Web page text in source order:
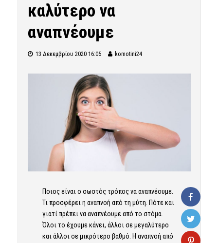
καλύτερο να
αναπνέουμε
13 Δεκεμβρίου 2020 16:05 komotini24
Ποιος είναι ο σωστός τρόπος να αναπνέουμε.
Τι προσφέρει η αναπνοή από τη μύτη. Πότε και
γιατί πρέπει να αναπνέουμε από το στόμα.
Όλοι το έχουμε κάνει, άλλοι σε μεγαλύτερο
και άλλοι σε μικρότερο βαθμό. Η αναπνοή από